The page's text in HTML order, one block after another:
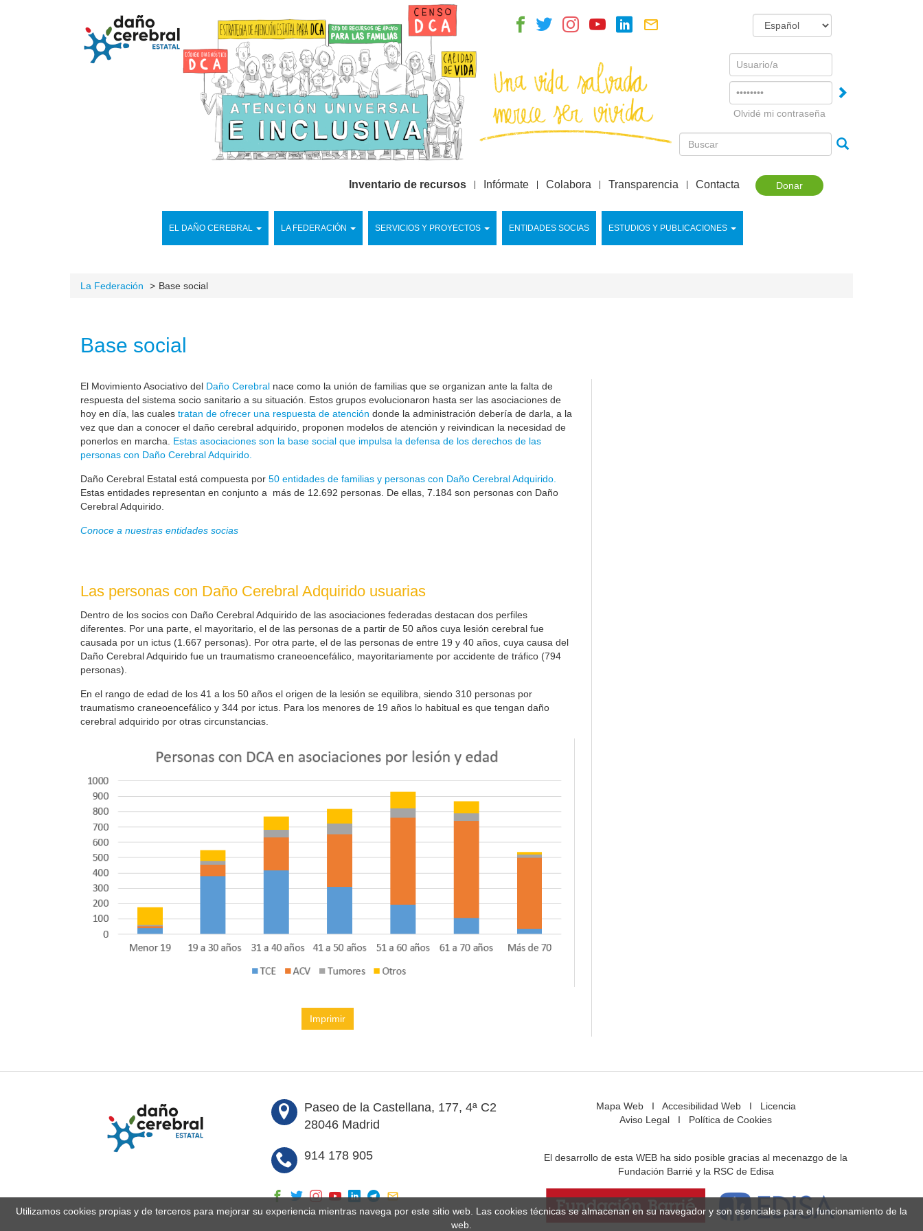
Username
Olvidé mi contraseña
Donar
EL DAÑO CEREBRAL LA FEDERACIÓN SERVICIOS Y PROYECTOS ENTIDADES SOCIAS ESTUDIOS Y PUBLICACIONES
Inventario de recursos Infórmate Colabora Transparencia Contacta
La Federación Base social
Base social
El Movimiento Asociativo del Daño Cerebral nace como la unión de familias que se organizan ante la falta de
respuesta del sistema socio sanitario a su situación. Estos grupos evolucionaron hasta ser las asociaciones de
hoy en día, las cuales tratan de ofrecer una respuesta de atención donde la administración debería de darla, a la
vez que dan a conocer el daño cerebral adquirido, proponen modelos de atención y reivindican la necesidad de
ponerlos en marcha. Estas asociaciones son la base social que impulsa la defensa de los derechos de las
personas con Daño Cerebral Adquirido.
Daño Cerebral Estatal está compuesta por 50 entidades de familias y personas con Daño Cerebral Adquirido.
Estas entidades representan en conjunto a más de 12.692 personas. De ellas, 7.184 son personas con Daño
Cerebral Adquirido.
Conoce a nuestras entidades socias
Las personas con Daño Cerebral Adquirido usuarias
Dentro de los socios con Daño Cerebral Adquirido de las asociaciones federadas destacan dos perfiles
diferentes. Por una parte, el mayoritario, el de las personas de a partir de 50 años cuya lesión cerebral fue
causada por un ictus (1.667 personas). Por otra parte, el de las personas de entre 19 y 40 años, cuya causa del
Daño Cerebral Adquirido fue un traumatismo craneoencefálico, mayoritariamente por accidente de tráfico (794
personas).
En el rango de edad de los 41 a los 50 años el origen de la lesión se equilibra, siendo 310 personas por
traumatismo craneoencefálico y 344 por ictus. Para los menores de 19 años lo habitual es que tengan daño
cerebral adquirido por otras circunstancias.
Imprimir
Paseo de la Castellana, 177, 4ª C2
28046 Madrid
914 178 905
Mapa WebI Accesibilidad WebI Licencia
Aviso Legal I Política de Cookies
El desarrollo de esta WEB ha sido posible gracias al mecenazgo de la
Fundación Barrié y la RSC de Edisa
Utilizamos cookies propias y de terceros para mejorar su experiencia mientras navega por este sitio web. Las cookies técnicas se almacenan en su navegador y son esenciales para el funcionamiento de la
web.